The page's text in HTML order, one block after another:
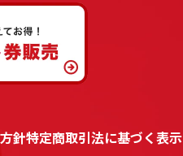
針特定商取引法に基づく表示